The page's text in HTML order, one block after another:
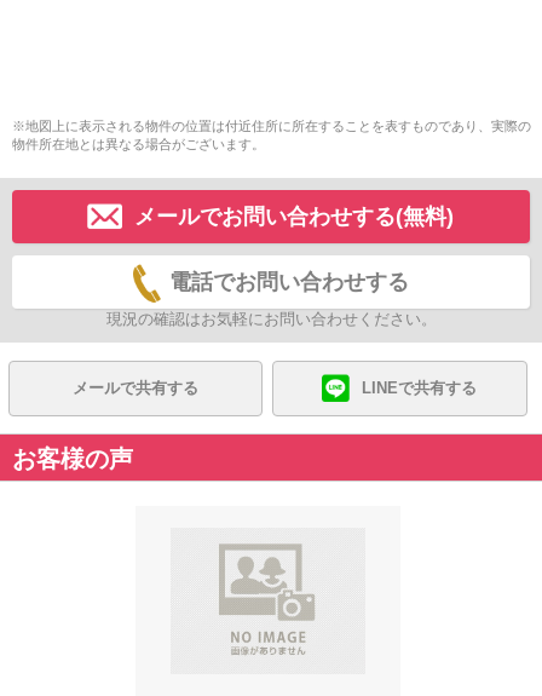
※地図上に表示される物件の位置は付近住所に所在することを表すものであり、実際の
物件所在地とは異なる場合がございます。
メールでお問い合わせする(無料)
電話でお問い合わせする
現況の確認はお気軽にお問い合わせください。
メールで共有する LINEで共有する
お客様の声